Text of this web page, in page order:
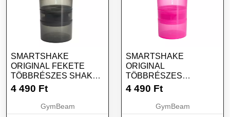
SMARTSHAKE
ORIGINAL FEKETE
TÖBBRÉSZES SHAKER
600 ML - SMARTSHAKE
4 490 Ft
GymBeam
SMARTSHAKE
ORIGINAL
TÖBBRÉSZES
RÓZSASZÍN SHAKER
4 490 Ft
GymBeam